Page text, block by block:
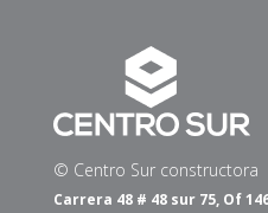
© Centro Sur constructora
Carrera 48 # 48 sur 75, Of